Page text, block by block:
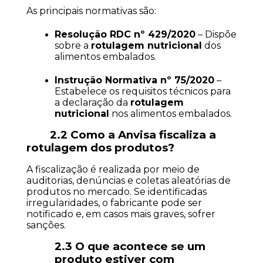
As principais normativas são:
Resolução RDC nº 429/2020 – Dispõe
sobre a rotulagem nutricional dos
alimentos embalados.
Instrução Normativa nº 75/2020 –
Estabelece os requisitos técnicos para
a declaração da rotulagem
nutricional nos alimentos embalados.
2.2 Como a Anvisa fiscaliza a
rotulagem dos produtos?
A fiscalização é realizada por meio de
auditorias, denúncias e coletas aleatórias de
produtos no mercado. Se identificadas
irregularidades, o fabricante pode ser
notificado e, em casos mais graves, sofrer
sanções.
2.3 O que acontece se um
produto estiver com